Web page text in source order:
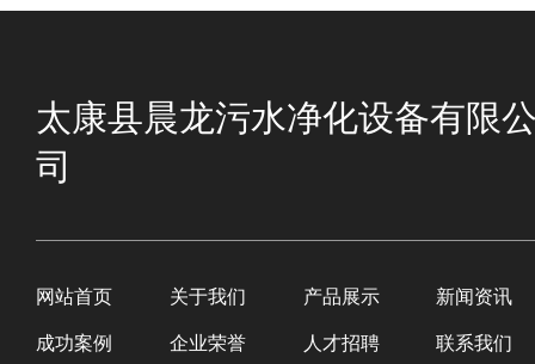
太康县晨龙污水净化设备有限
司
网站首页 关于我们 产品展示 新闻资讯
成功案例 企业荣誉 人才招聘 联系我们